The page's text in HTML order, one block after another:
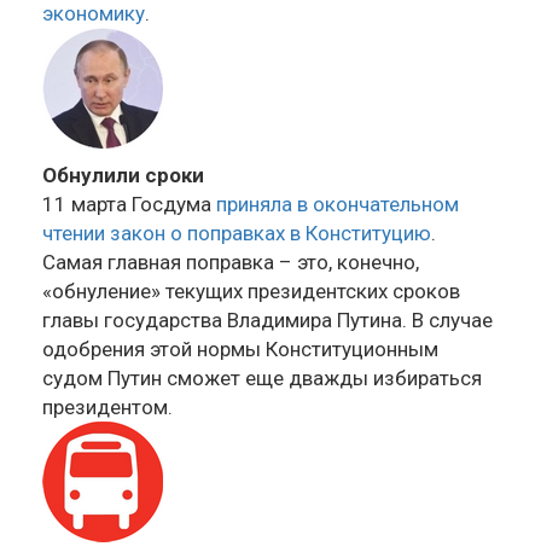
экономику.
Обнулили сроки
11 марта Госдума приняла в окончательном
чтении закон о поправках в Конституцию.
Самая главная поправка – это, конечно,
«обнуление» текущих президентских сроков
главы государства Владимира Путина. В случае
одобрения этой нормы Конституционным
судом Путин сможет еще дважды избираться
президентом.